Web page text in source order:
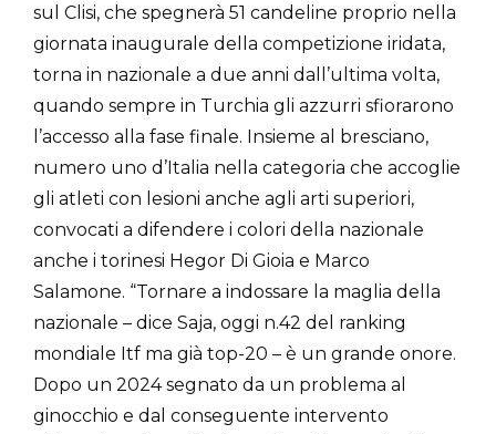
sul Clisi, che spegnerà 51 candeline proprio nella
giornata inaugurale della competizione iridata,
torna in nazionale a due anni dall’ultima volta,
quando sempre in Turchia gli azzurri sfiorarono
l’accesso alla fase finale. Insieme al bresciano,
numero uno d’Italia nella categoria che accoglie
gli atleti con lesioni anche agli arti superiori,
convocati a difendere i colori della nazionale
anche i torinesi Hegor Di Gioia e Marco
Salamone. “Tornare a indossare la maglia della
nazionale – dice Saja, oggi n.42 del ranking
mondiale Itf ma già top-20 – è un grande onore.
Dopo un 2024 segnato da un problema al
ginocchio e dal conseguente intervento